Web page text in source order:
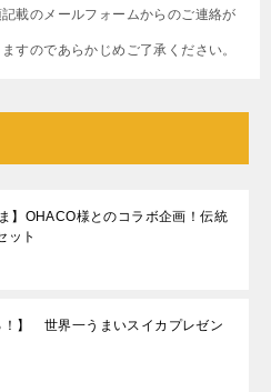
載のメールフォームからのご連絡が
すのであらかじめご了承ください。
】OHACO様とのコラボ企画！伝統
ット
！】 世界一うまいスイカプレゼン